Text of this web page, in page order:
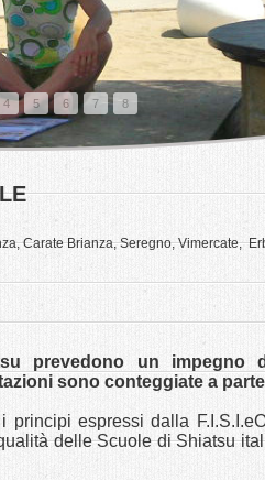
4 5 6 7 8
Carate Brianza, Seregno, Vimercate,
prevedono un
sono conteggiate a
espressi dalla
delle Scuole di Shiatsu